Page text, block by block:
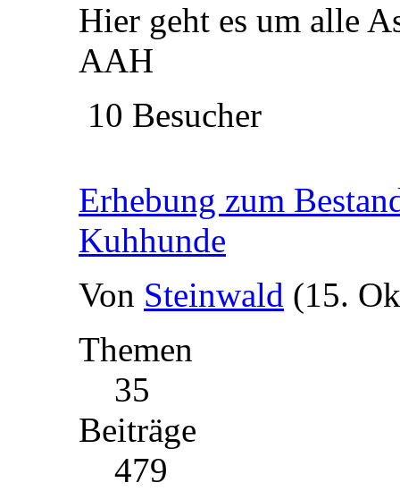
Hier geht es um alle
AAH
10 Besucher
Erhebung zum
Kuhhunde
Von Steinwald (15.
Themen
35
Beiträge
479